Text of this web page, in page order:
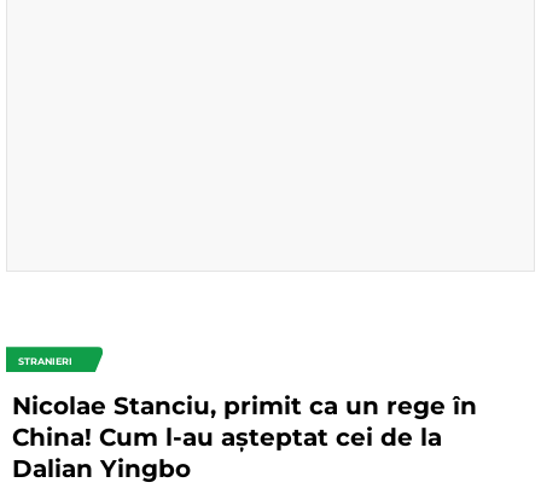
STRANIERI
Nicolae Stanciu, primit ca un rege în
China! Cum l-au așteptat cei de la
Dalian Yingbo